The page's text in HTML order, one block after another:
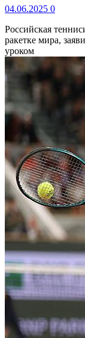
04.06.2025 0
Российская
ракетке мира,
уроком